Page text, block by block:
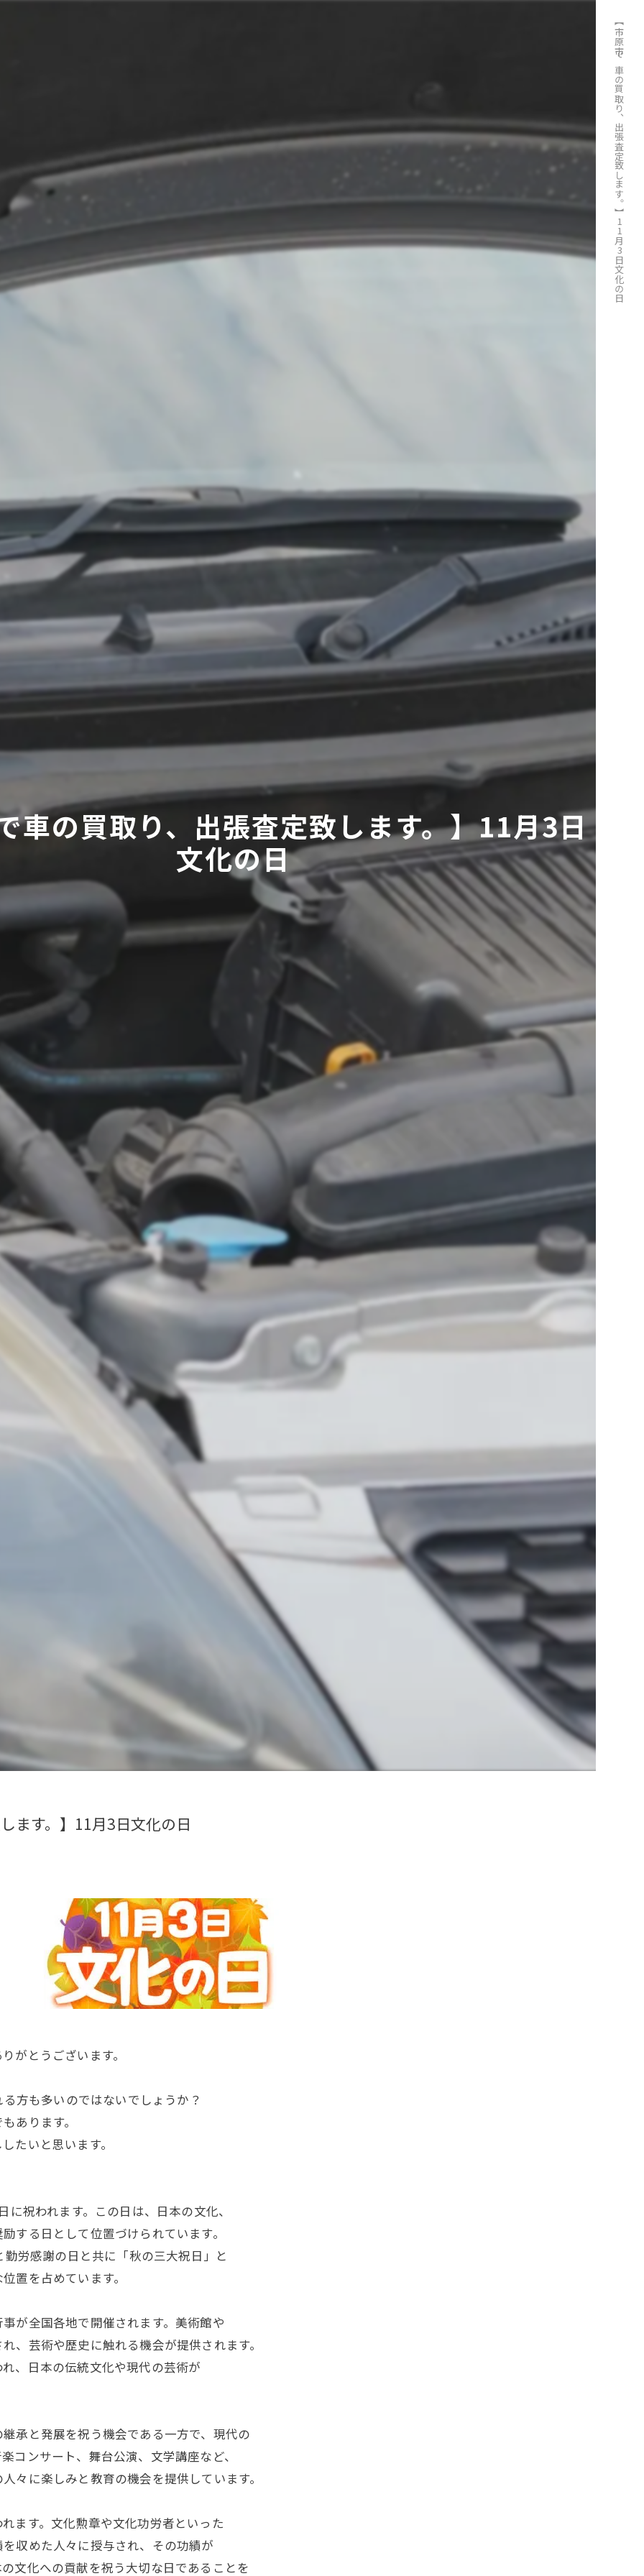
【市原市で車の買取り、出張査定致します。】11月3日文化の日
車の買取り、出張査定致します。】11月3日
文化の日
ます。】11月3日文化の日
がとうございます。
方も多いのではないでしょうか？
あります。
たいと思います。
祝われます。この日は、日本の文化、
する日として位置づけられています。
労感謝の日と共に「秋の三大祝日」と
置を占めています。
が全国各地で開催されます。美術館や
、芸術や歴史に触れる機会が提供されます。
、日本の伝統文化や現代の芸術が
承と発展を祝う機会である一方で、現代の
コンサート、舞台公演、文学講座など、
々に楽しみと教育の機会を提供しています。
ます。文化勲章や文化功労者といった
収めた人々に授与され、その功績が
文化への貢献を祝う大切な日であることを